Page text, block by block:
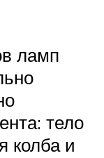
ламп
тело
колба и